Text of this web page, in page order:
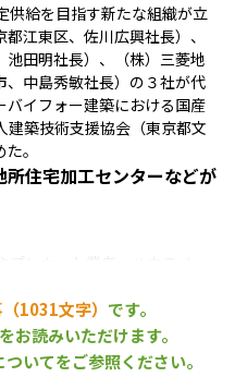
給を目指す新たな組織が立
江東区、佐川広興社長）、
田明社長）、（株）三菱地
中島秀敏社長）の３社が代
バイフォー建築における国産
建築技術支援協会（東京都文
。
住宅加工センターなどが
レカット業者、ハウスメー
いる。当面は、会員間で2×4
、年間使用量や供給量を
つなげていく方針。また、
値などに関する規格を整理
1031文字） です。
お読みいただけます。
いてをご参照ください。